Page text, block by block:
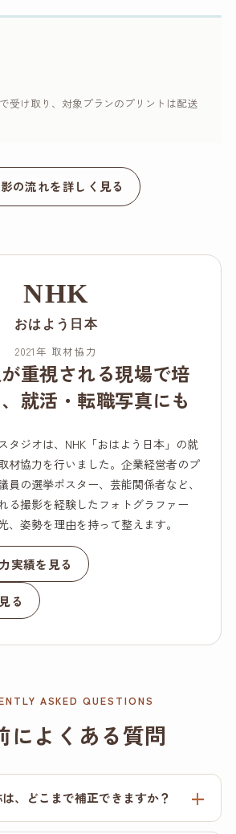
受け取り、対象プランのプリントは配送
の流れを詳しく見る
NHK
おはよう日本
2021年 取材協力
重視される現場で培
就活・転職写真にも
タジオは、NHK「おはよう日本」の就
材協力を行いました。企業経営者のプ
員の選挙ポスター、芸能関係者など、
る撮影を経験したフォトグラファー
、姿勢を理由を持って整えます。
実績を見る
る
ASKED QUESTIONS
によくある質問
、どこまで補正できますか？